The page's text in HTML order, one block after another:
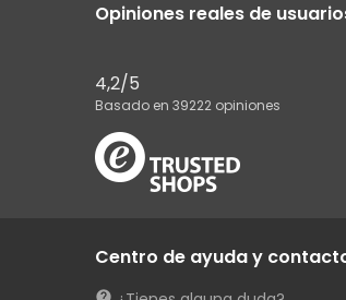
Opiniones reales de
4,2/5
Basado en 39222 opiniones
Centro de ayuda y